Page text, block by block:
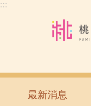
跳到主要內容區塊
:::
最新消息